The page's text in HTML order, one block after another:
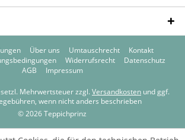
Über uns Umtauschrecht
Kontakt
Widerrufsrecht
Datenschutz
AGB
Impressum
Mehrwertsteuer zzgl. Versandkosten und ggf.
wenn nicht anders beschrieben
© 2026 Teppichprinz